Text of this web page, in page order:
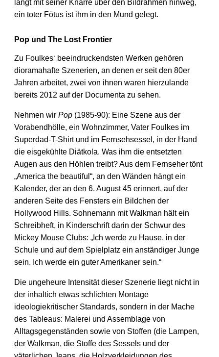
langt mit seiner Knarre über den Bildrahmen hinweg,
ein toter Fötus ist ihm in den Mund gelegt.
Pop und The Lost Frontier
Zu Foulkes‘ beeindruckendsten Werken gehören
dioramahafte Szenerien, an denen er seit den 80er
Jahren arbeitet, zwei von ihnen waren hierzulande
bereits 2012 auf der Documenta zu sehen.
Nehmen wir Pop(1985-90): Eine Szene aus der
Vorabendhölle, ein Wohnzimmer, Vater Foulkes im
Superdad-T-Shirt und im Fernsehsessel, in der Hand
die eisgekühlte Diätkola. Was ihm die entsetzten
Augen aus den Höhlen treibt? Aus dem Fernseher tönt
„America the beautiful“, an den Wänden hängt ein
Kalender, der an den 6. August 45 erinnert, auf der
anderen Seite des Fensters ein Bildchen der
Hollywood Hills. Sohnemann mit Walkman hält ein
Schreibheft, in Kinderschrift darin der Schwur des
Mickey Mouse Clubs: „Ich werde zu Hause, in der
Schule und auf dem Spielplatz ein anständiger Junge
sein. Ich werde ein guter Amerikaner sein.“
Die ungeheure Intensität dieser Szenerie liegt nicht in
der inhaltich etwas schlichten Montage
ideologiekritischer Standards, sondern in der Mache
des Tableaus: Malerei und Assemblage von
Alltagsgegenständen sowie von Stoffen (die Lampen,
der Walkman, die Stoffe des Sessels und der